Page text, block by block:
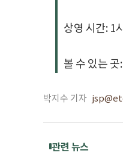
상영 시간: 1
볼 수 있는
박지수 기자
관련 뉴스